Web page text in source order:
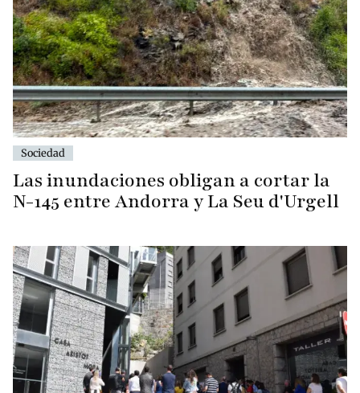
Sociedad
Las inundaciones obligan a cortar la
N-145 entre Andorra y La Seu d'Urgell